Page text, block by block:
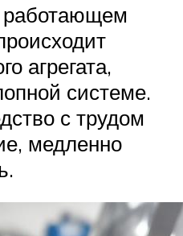
работающем
агрегата,
системе.
с трудом
медленно